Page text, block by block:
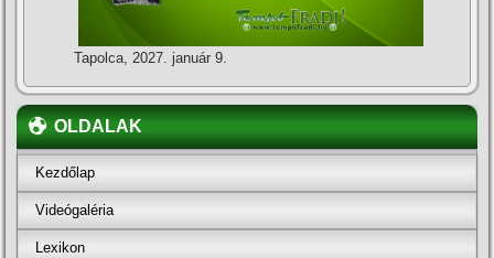
Tapolca, 2027. január 9.
OLDALAK
Kezdőlap
Videógaléria
Lexikon